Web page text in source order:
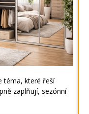
téma, které řeší
zaplňují, sezónní